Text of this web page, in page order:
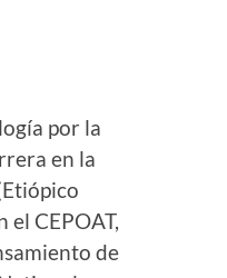
por la
en la
CEPOAT,
de